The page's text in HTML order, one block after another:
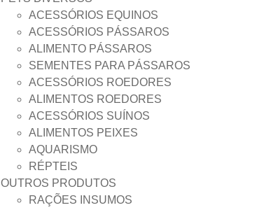
ACESSÓRIOS EQUINOS
ACESSÓRIOS PÁSSAROS
ALIMENTO PÁSSAROS
SEMENTES PARA PÁSSAROS
ACESSÓRIOS ROEDORES
ALIMENTOS ROEDORES
ACESSÓRIOS SUÍNOS
ALIMENTOS PEIXES
AQUARISMO
RÉPTEIS
OUTROS PRODUTOS
RAÇÕES INSUMOS